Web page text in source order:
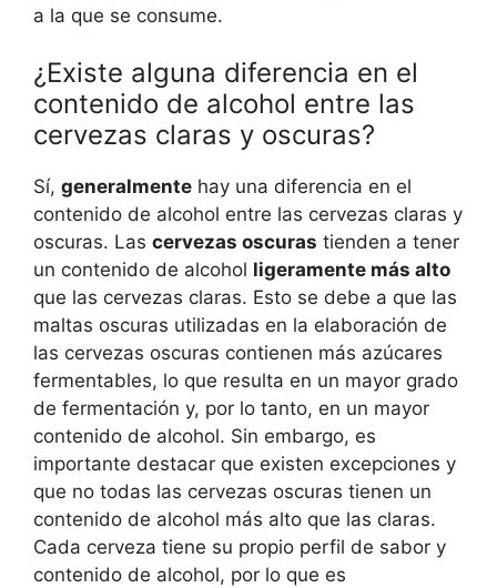
a la que se consume.
¿Existe alguna diferencia en el
contenido de alcohol entre las
cervezas claras y oscuras?
Sí, generalmente hay una diferencia en el
contenido de alcohol entre las cervezas claras y
oscuras. Las cervezas oscuras tienden a tener
un contenido de alcohol ligeramente más alto
que las cervezas claras. Esto se debe a que las
maltas oscuras utilizadas en la elaboración de
las cervezas oscuras contienen más azúcares
fermentables, lo que resulta en un mayor grado
de fermentación y, por lo tanto, en un mayor
contenido de alcohol. Sin embargo, es
importante destacar que existen excepciones y
que no todas las cervezas oscuras tienen un
contenido de alcohol más alto que las claras.
Cada cerveza tiene su propio perfil de sabor y
contenido de alcohol, por lo que es